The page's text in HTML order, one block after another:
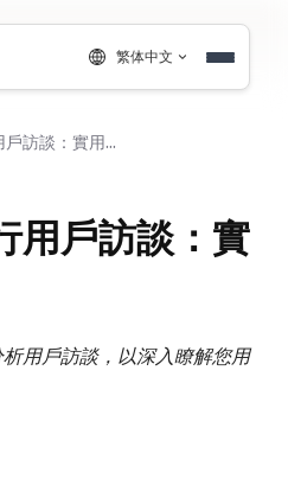
繁体中文
如何有效進行用戶訪談：實用指南
用戶訪談：實
用戶訪談，以深入瞭解您用